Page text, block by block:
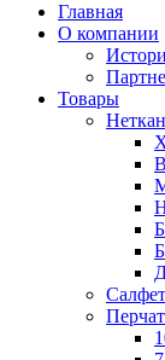
Главная
О компании
Товары